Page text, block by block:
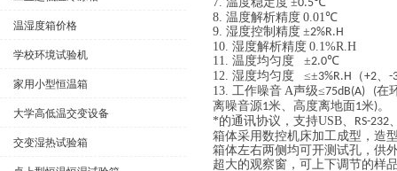
温湿度箱价格
学校环境试验机
家用小型恒温箱
大学高低温交变设备
交变湿热试验箱
0.5
8. 温度解析精度 0.01℃
9. 湿度控制精度 ±2%R.H
10. 湿度解析精度 0.1%R.H
11. 温度均匀度 ±2.0℃
12. 湿度均匀度 ≤±3%R.H （+2、 -
13. 工作噪音 A声级≤75dB(A) (在
离噪音源1米、高度离地面1米)。
*的通讯协议，支持USB、 RS-232
箱体采用数控机床加工成型，造
箱体左右两侧均可开测试孔，供
超大的观察窗，可上下调节的样